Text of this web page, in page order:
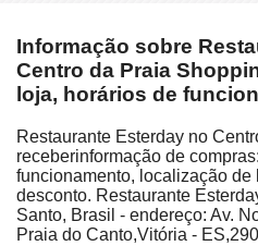
Informação sobre
Centro da Praia
loja, horários de
Restaurante Esterday no
receberinformação de
funcionamento, localização de
desconto. Restaurante
Santo, Brasil - endereço: Av.
Praia do Canto,Vitória -